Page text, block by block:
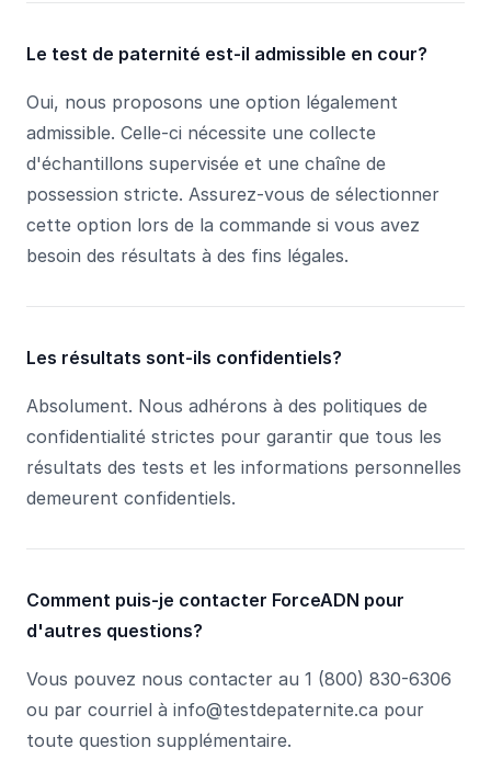
Le test de paternité est-il admissible en cour?
Oui, nous proposons une option légalement
admissible. Celle-ci nécessite une collecte
d'échantillons supervisée et une chaîne de
possession stricte. Assurez-vous de sélectionner
cette option lors de la commande si vous avez
besoin des résultats à des fins légales.
Les résultats sont-ils confidentiels?
Absolument. Nous adhérons à des politiques de
confidentialité strictes pour garantir que tous les
résultats des tests et les informations personnelles
demeurent confidentiels.
Comment puis-je contacter ForceADN pour
d'autres questions?
Vous pouvez nous contacter au 1 (800) 830-6306
ou par courriel à info@testdepaternite.ca pour
toute question supplémentaire.